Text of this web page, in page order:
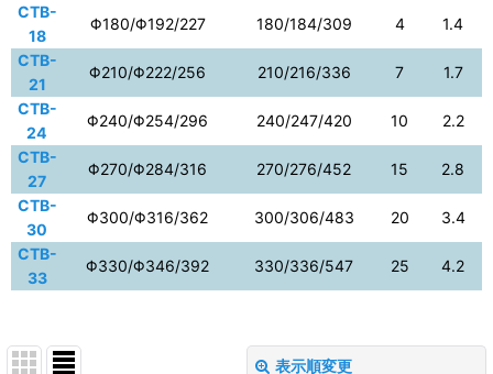
CTB-
18
Φ180/Φ192/227 180/184/309 4
1.4
CTB-
21
Φ210/Φ222/256 210/216/336 7
1.7
CTB-
24
Φ240/Φ254/296 240/247/420 10
2.2
CTB-
27
Φ270/Φ284/316 270/276/452 15
2.8
CTB-
30
Φ300/Φ316/362 300/306/483 20
3.4
CTB-
33
Φ330/Φ346/392 330/336/547 25 4.2
表示順変更